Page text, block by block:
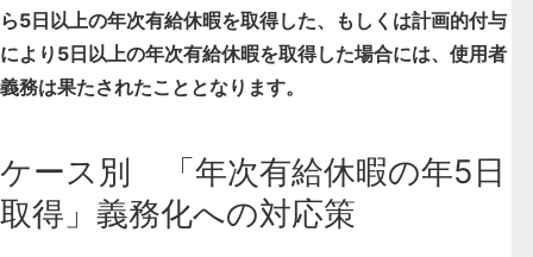
ら5日以上の年次有給休暇を取得した、もしくは計画的付与
により5日以上の年次有給休暇を取得した場合には、使用者
義務は果たされたこととなります。
ケース別 「年次有給休暇の年5日
取得」義務化への対応策